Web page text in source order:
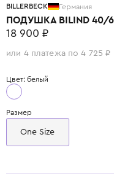
BILLERBECK Германия
ПОДУШКА BILIND
18 900 ₽
или 4 платежа по 4 725 ₽
Цвет: белый
Размер
One Size